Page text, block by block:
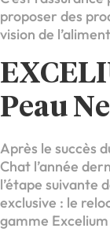
proposer des
vision de
Peau
Après le succès
Chat l’année
l’étape suivante
exclusive : le
gamme